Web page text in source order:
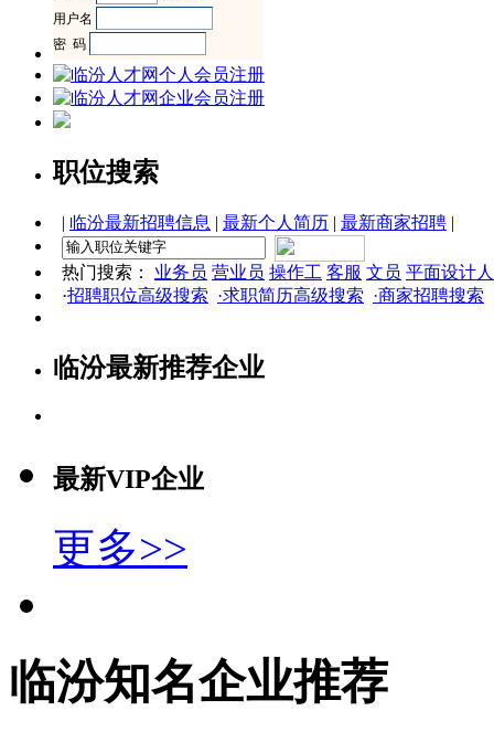
职位搜索
| 临汾最新招聘信息 | 最新个人简历 | 最新商家招聘 |
热门搜索： 业务员 营业员 操作工 客服 文员 平面设计
·招聘职位高级搜索 ·求职简历高级搜索 ·商家招聘搜索
临汾最新推荐企业
最新VIP企业
更多>>
临汾知名企业推荐